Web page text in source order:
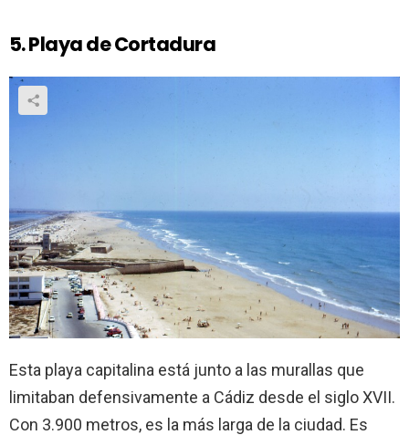
5. Playa de Cortadura
Esta playa capitalina está junto a las murallas que
limitaban defensivamente a Cádiz desde el siglo XVII.
Con 3.900 metros, es la más larga de la ciudad. Es